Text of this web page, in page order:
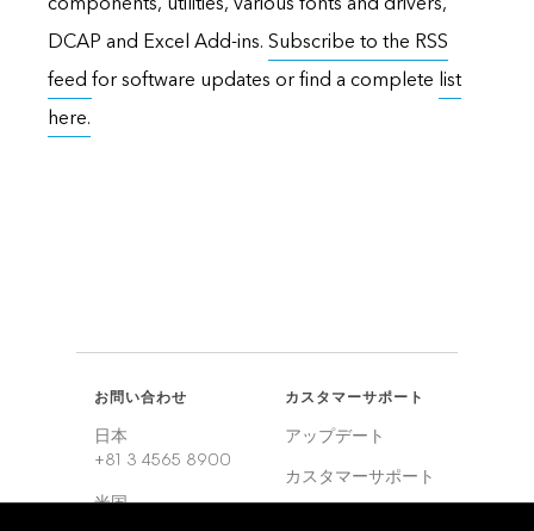
DCAP and Excel Add-ins. Subscribe to the RSS
feed for software updates or find a complete list
here.
お問い合わせ
日本
+81 3 4565 8900
米国
カスタマーサポート
アップデート
カスタマーサポート